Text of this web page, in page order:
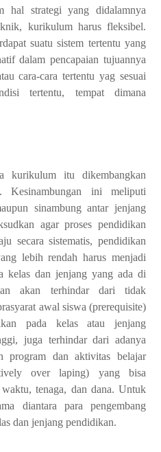
hal strategi yang didalamnya
kurikulum harus fleksibel.
suatu sistem tertentu yang
dalam pencapaian tujuannya
cara-cara tertentu yag sesuai
tertentu, tempat dimana
kurikulum itu dikembangkan
Kesinambungan ini meliputi
sinambung antar jenjang
agar proses pendidikan
secara sistematis, pendidikan
lebih rendah harus menjadi
kelas dan jenjang yang ada di
akan terhindar dari tidak
awal siswa (prerequisite)
pada kelas atau jenjang
juga terhindar dari adanya
program dan aktivitas belajar
over laping) yang bisa
tenaga, dan dana. Untuk
diantara para pengembang
dan jenjang pendidikan.